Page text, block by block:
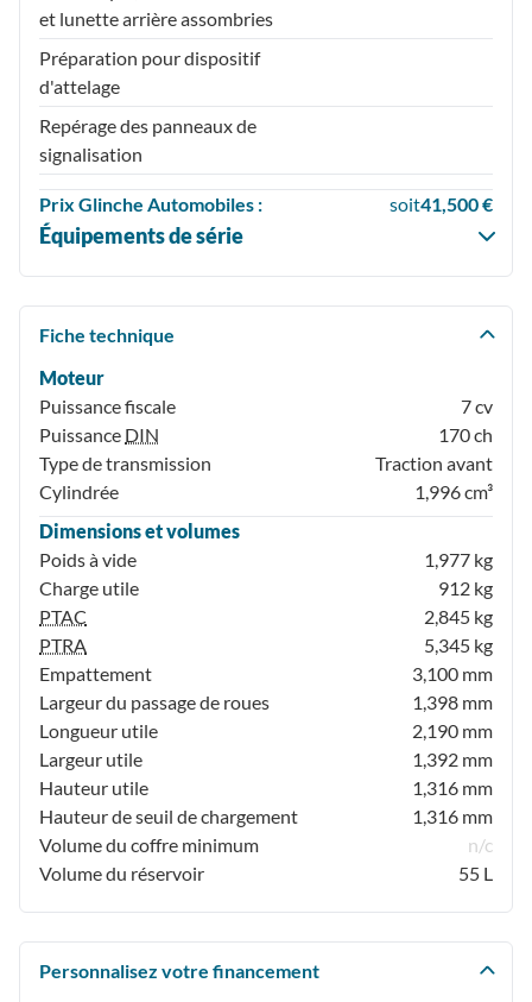
et lunette arrière assombries
Préparation pour dispositif
d'attelage
Repérage des panneaux de
signalisation
Prix Glinche Automobiles : soit41,500 €
Équipements de série
Fiche technique
Moteur
Puissance fiscale
7 cv
Puissance DIN
170 ch
Type de transmission
Traction avant
Cylindrée
1,996 cm³
Dimensions et volumes
Poids à vide
1,977 kg
Charge utile
912 kg
PTAC
2,845 kg
PTRA
5,345 kg
Empattement
3,100 mm
Largeur du passage de roues
1,398 mm
Longueur utile
2,190 mm
Largeur utile
1,392 mm
Hauteur utile
1,316 mm
Hauteur de seuil de chargement
1,316 mm
Volume du coffre minimum
n/c
Volume du réservoir
55 L
Personnalisez votre financement